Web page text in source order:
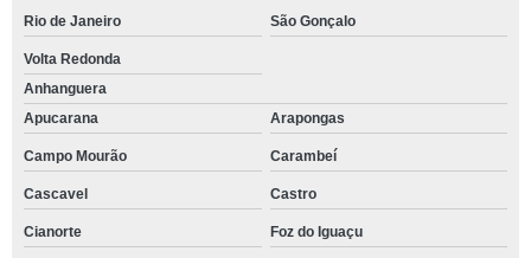
Rio de Janeiro São Gonçalo
Volta Redonda
Anhanguera
Apucarana
Arapongas
Campo Mourão Carambeí
Cascavel Castro
Cianorte Foz do Iguaçu